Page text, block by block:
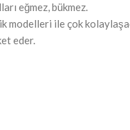
eğmez, bükmez.
modelleri ile çok
eder.